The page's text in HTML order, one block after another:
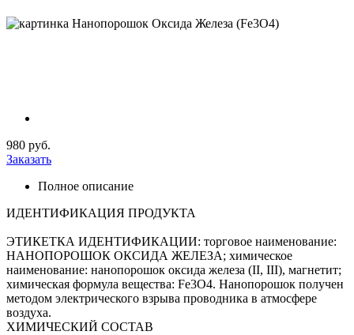
980 руб.
Заказать
Полное описание
ИДЕНТИФИКАЦИЯ ПРОДУКТА
ЭТИКЕТКА ИДЕНТИФИКАЦИИ: торговое наименование:
НАНОПОРОШОК ОКСИДА ЖЕЛЕЗА; химическое
наименование: нанопорошок оксида железа (II, III), магнетит;
химическая формула вещества: Fe3O4. Нанопорошок получен
методом электрического взрыва проводника в атмосфере
воздуха.
ХИМИЧЕСКИЙ СОСТАВ